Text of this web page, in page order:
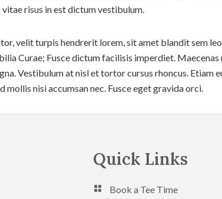
risus in est dictum vestibulum.
velit turpis hendrerit lorem, sit amet blandit sem
Curae; Fusce dictum facilisis imperdiet.
Vestibulum at nisl et tortor cursus rhoncus. Etiam
nisi accumsan nec. Fusce eget gravida orci.
Quick Links
Book a Tee Time